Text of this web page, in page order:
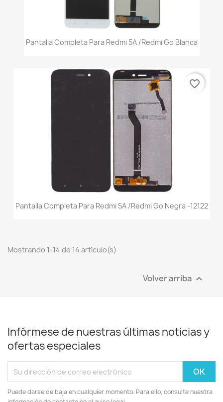
Pantalla Completa Para Redmi 5A /Redmi Go Blanca
Pantalla Completa Para Redmi 5A /Redmi Go Negra -12122
favorite_border
Mostrando 1-14 de 14 artículo(s)
Volver arriba 
Infórmese de nuestras últimas noticias y
ofertas especiales
Puede darse de baja en cualquier momento. Para ello, consulte nuestra